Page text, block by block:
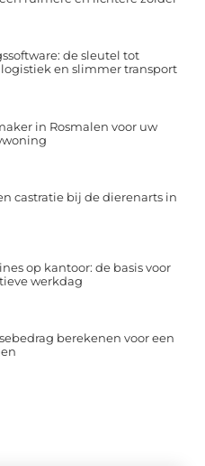
de sleutel tot
en slimmer transport
in Rosmalen voor uw
castratie bij de dierenarts in
op kantoor: de basis voor
werkdag
berekenen voor een